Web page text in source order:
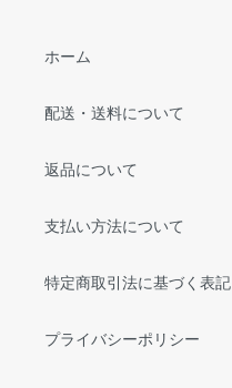
ホーム
配送・送料について
返品について
支払い方法について
特定商取引法に基づく表記
プライバシーポリシー